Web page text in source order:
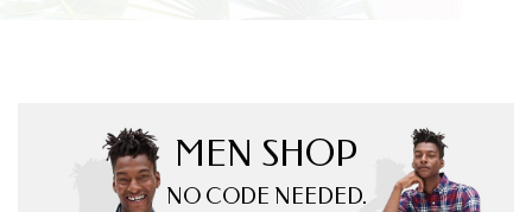
MEN SHOP
NO CODE NEEDED.